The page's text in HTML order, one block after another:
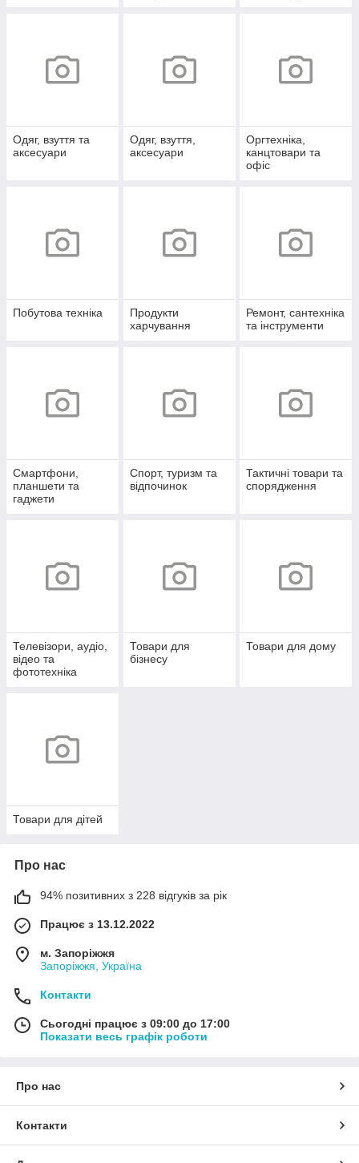
Одяг, взуття та
аксесуари
Одяг, взуття,
аксесуари
Оргтехніка,
канцтовари та
офіс
Побутова техніка
Продукти
харчування
Ремонт, сантехніка
та інструменти
Смартфони,
планшети та
гаджети
Спорт, туризм та
відпочинок
Тактичні товари та
спорядження
Телевізори, аудіо,
відео та
фототехніка
Товари для
бізнесу
Товари для дому
Товари для дітей
Про нас
94% позитивних з 228 відгуків за рік
Працює з 13.12.2022
м. Запоріжжя
Запоріжжя, Україна
Контакти
Сьогодні працює з 09:00 до 17:00
Показати весь графік роботи
Про нас
Контакти